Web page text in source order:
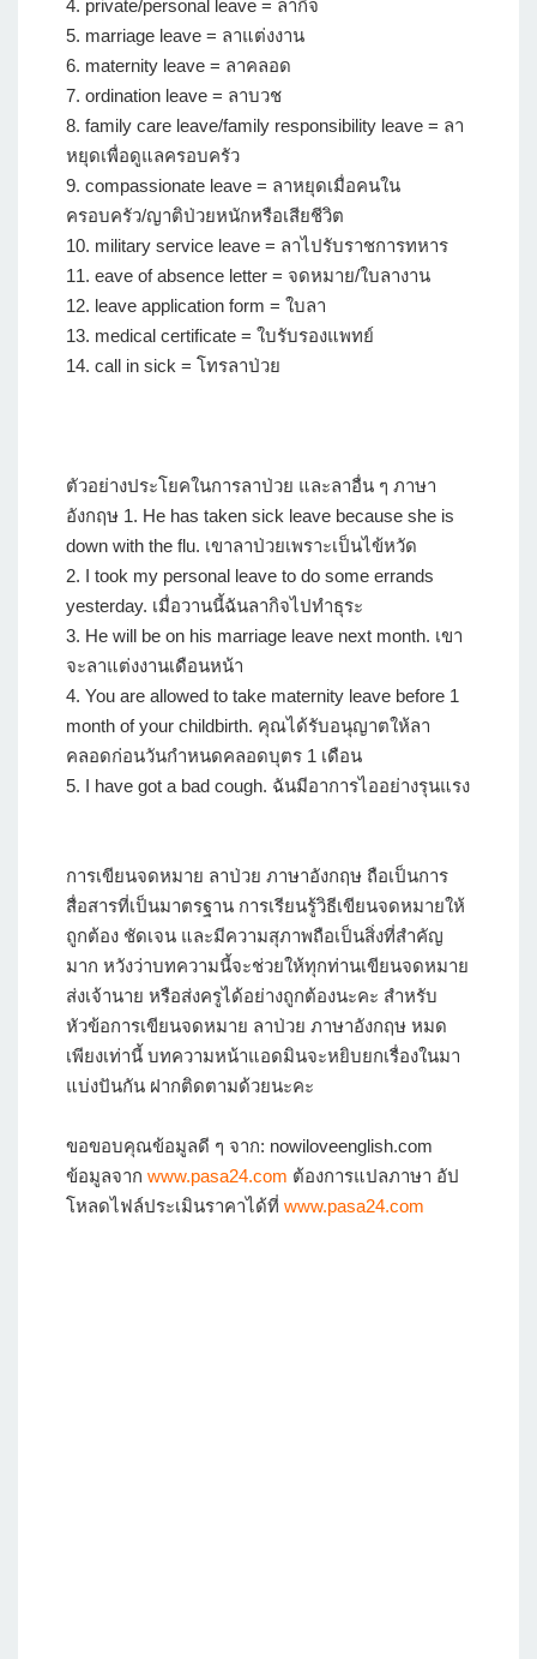
4. private/personal leave = ลากิจ
5. marriage leave = ลาแต่งงาน
6. maternity leave = ลาคลอด
7. ordination leave = ลาบวช
8. family care leave/family responsibility leave = ลา
หยุดเพื่อดูแลครอบครัว
9. compassionate leave = ลาหยุดเมื่อคนใน
ครอบครัว/ญาติป่วยหนักหรือเสียชีวิต
10. military service leave = ลาไปรับราชการทหาร
11. eave of absence letter = จดหมาย/ใบลางาน
12. leave application form = ใบลา
13. medical certificate = ใบรับรองแพทย์
14. call in sick = โทรลาป่วย
ตัวอย่างประโยคในการลาป่วย และลาอื่น ๆ ภาษา
อังกฤษ 1. He has taken sick leave because she is
down with the flu. เขาลาป่วยเพราะเป็นไข้หวัด
2. I took my personal leave to do some errands
yesterday. เมื่อวานนี้ฉันลากิจไปทำธุระ
3. He will be on his marriage leave next month. เขา
จะลาแต่งงานเดือนหน้า
4. You are allowed to take maternity leave before 1
month of your childbirth. คุณได้รับอนุญาตให้ลา
คลอดก่อนวันกำหนดคลอดบุตร 1 เดือน
5. I have got a bad cough. ฉันมีอาการไออย่างรุนแรง
การเขียนจดหมาย ลาป่วย ภาษาอังกฤษ ถือเป็นการ
สื่อสารที่เป็นมาตรฐาน การเรียนรู้วิธีเขียนจดหมายให้
ถูกต้อง ชัดเจน และมีความสุภาพถือเป็นสิ่งที่สำคัญ
มาก หวังว่าบทความนี้จะช่วยให้ทุกท่านเขียนจดหมาย
ส่งเจ้านาย หรือส่งครูได้อย่างถูกต้องนะคะ สำหรับ
หัวข้อการเขียนจดหมาย ลาป่วย ภาษาอังกฤษ หมด
เพียงเท่านี้ บทความหน้าแอดมินจะหยิบยกเรื่องในมา
แบ่งปันกัน ฝากติดตามด้วยนะคะ
ขอขอบคุณข้อมูลดี ๆ จาก: nowiloveenglish.com
ข้อมูลจาก www.pasa24.com ต้องการแปลภาษา อัป
โหลดไฟล์ประเมินราคาได้ที่ www.pasa24.com